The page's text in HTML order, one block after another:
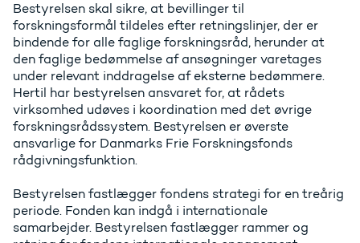
Bestyrelsen skal sikre, at bevillinger til
forskningsformål tildeles efter retningslinjer, der er
bindende for alle faglige forskningsråd, herunder at
den faglige bedømmelse af ansøgninger varetages
under relevant inddragelse af eksterne bedømmere.
Hertil har bestyrelsen ansvaret for, at rådets
virksomhed udøves i koordination med det øvrige
forskningsrådssystem. Bestyrelsen er øverste
ansvarlige for Danmarks Frie Forskningsfonds
rådgivningsfunktion.
Bestyrelsen fastlægger fondens strategi for en treårig
periode. Fonden kan indgå i internationale
samarbejder. Bestyrelsen fastlægger rammer og